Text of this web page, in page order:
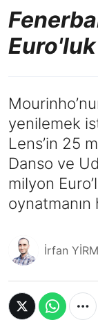
yenilemek
Lens’in 25
Danso ve
milyon
İrfan